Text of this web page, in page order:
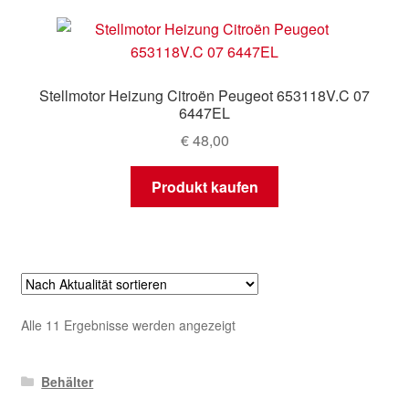
Stellmotor Heizung Citroën Peugeot 653118V.C 07
6447EL
€48,00
Produkt kaufen
Alle 11 Ergebnisse werden angezeigtNach
Behälter